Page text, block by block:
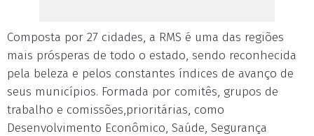
Composta por 27 cidades, a RMS é uma das regiões
mais prósperas de todo o estado, sendo reconhecida
pela beleza e pelos constantes índices de avanço de
seus municípios. Formada por comitês, grupos de
trabalho e comissões,prioritárias, como
Desenvolvimento Econômico, Saúde, Segurança